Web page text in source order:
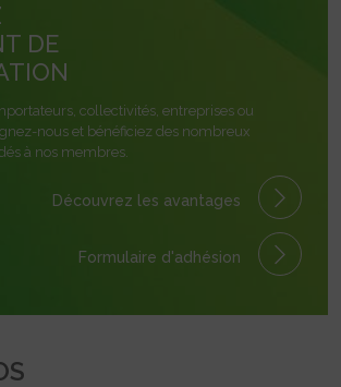
DE
collectivités, entreprises ou
nous et bénéficiez des nombreux
à nos membres.
Découvrez les avantages
Formulaire d'adhésion